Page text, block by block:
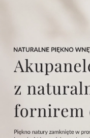
Wybierz coś dla
zaloguj się, aby